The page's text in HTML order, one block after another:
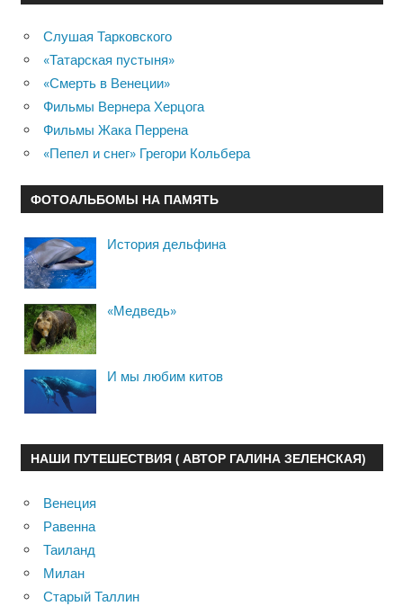
Слушая Тарковского
«Татарская пустыня»
«Смерть в Венеции»
Фильмы Вернера Херцога
Фильмы Жака Перрена
«Пепел и снег» Грегори Кольбера
ФОТОАЛЬБОМЫ НА ПАМЯТЬ
История дельфина
«Медведь»
И мы любим китов
НАШИ ПУТЕШЕСТВИЯ ( АВТОР ГАЛИНА ЗЕЛЕНСКАЯ)
Венеция
Равенна
Таиланд
Милан
Старый Таллин